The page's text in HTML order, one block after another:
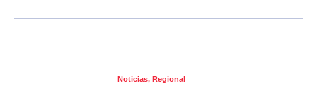
Noticias, Regional